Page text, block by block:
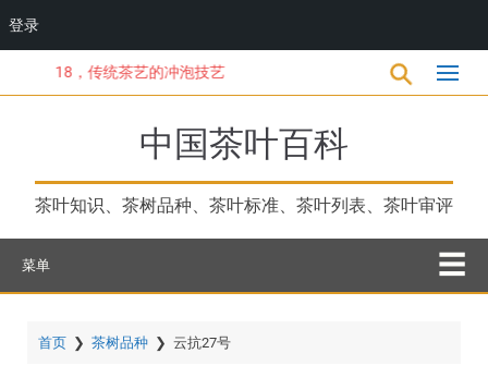
到
18，传统茶艺的冲泡技艺
中国茶叶百科
茶叶知识、茶树品种、茶叶标准、茶叶列表、茶叶审评
菜单
首页 ❯ 茶树品种 ❯ 云抗27号
登录